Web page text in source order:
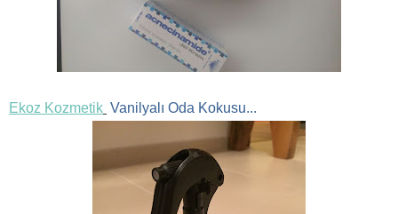
Ekoz Kozmetik Vanilyalı Oda Kokusu...